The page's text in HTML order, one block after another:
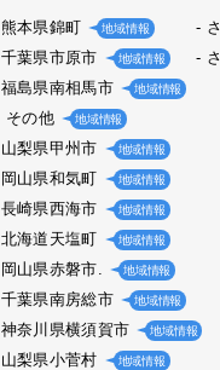
熊本県錦町 地域情報
千葉県市原市 地域情報
福島県南相馬市 地域情報
その他 地域情報
山梨県甲州市 地域情報
岡山県和気町 地域情報
長崎県西海市 地域情報
北海道天塩町 地域情報
岡山県赤磐市. 地域情報
千葉県南房総市 地域情報
神奈川県横須賀市 地域情報
山梨県小菅村 地域情報